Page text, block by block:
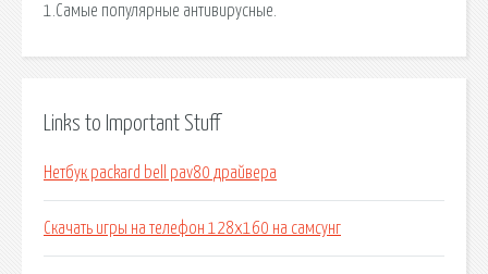
1.Самые популярные антивирусные.
Links to Important Stuff
Нетбук packard bell pav80 драйвера
Скачать игры на телефон 128х160 на самсунг